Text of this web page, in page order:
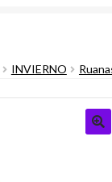
INVIERNO